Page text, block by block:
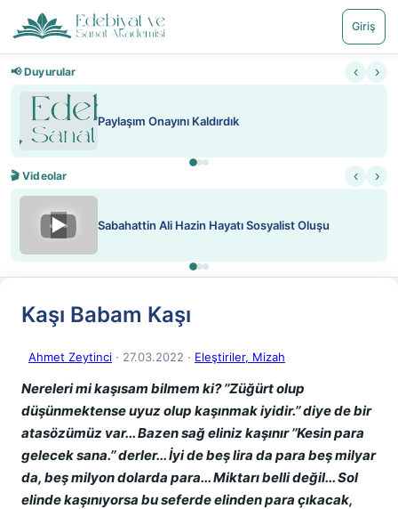
Giriş
📢 Duyurular ‹ ›
Paylaşım Onayını Kaldırdık
🎬 Videolar ‹ ›
▶ Sabahattin Ali Hazin Hayatı Sosyalist Oluşu
Kaşı Babam Kaşı
Ahmet Zeytinci · 27.03.2022 · Eleştiriler, Mizah
Nereleri mi kaşısam bilmem ki? ’’Züğürt olup
düşünmektense uyuz olup kaşınmak iyidir.’’ diye de bir
atasözümüz var... Bazen sağ eliniz kaşınır ’’Kesin para
gelecek sana.’’ derler... İyi de beş lira da para beş milyar
da, beş milyon dolarda para... Miktarı belli değil... Sol
elinde kaşınıyorsa bu seferde elinden para çıkacak,